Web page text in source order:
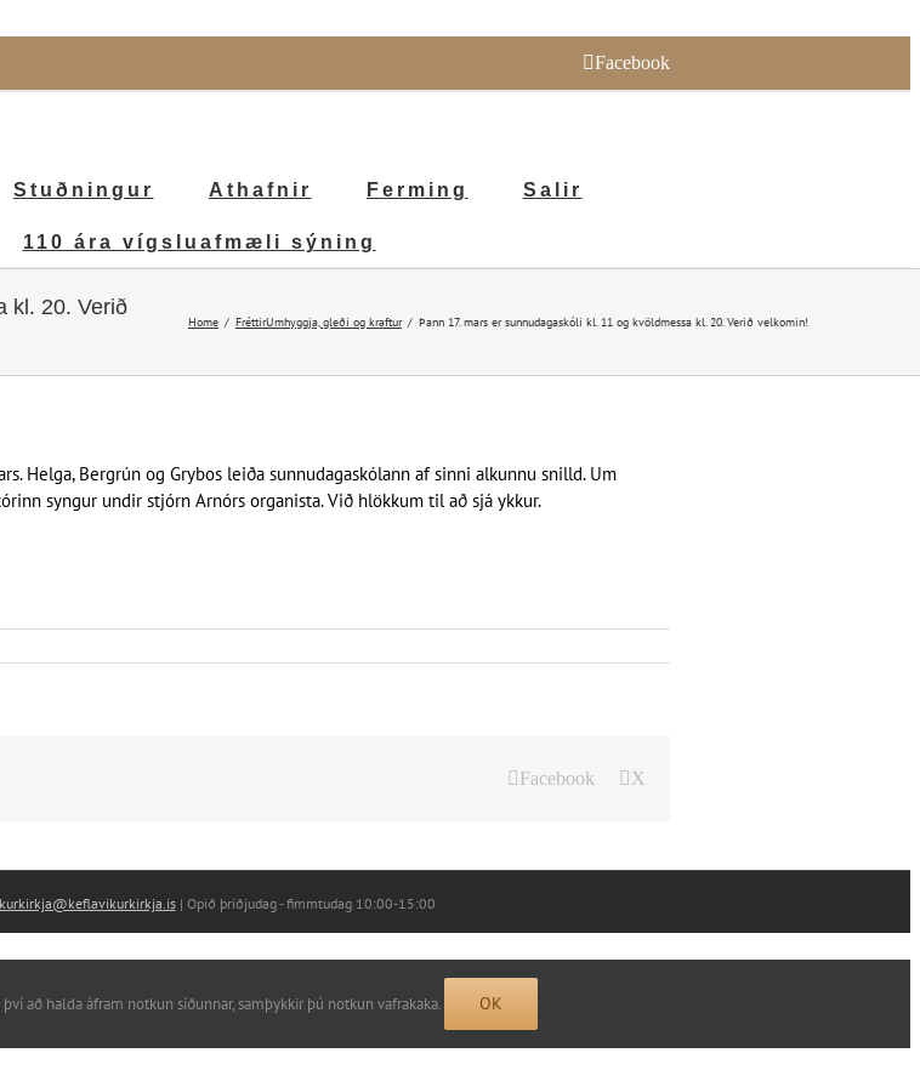
Facebook
Stuðningur Athafnir Ferming Salir
110 ára vígsluafmæli sýning
kl. 20. Verið
Home FréttirUmhyggja, gleði og kraftur Þann 17. mars er sunnudagaskóli kl. 11 og kvöldmessa kl. 20. Verið velkomin!
Helga, Bergrún og Grybos leiða sunnudagaskólann af sinni alkunnu snilld. Um
syngur undir stjórn Arnórs organista. Við hlökkum til að sjá ykkur.
Facebook X
| Opið þriðjudag - fimmtudag 10:00-15:00
að halda áfram notkun síðunnar, samþykkir þú notkun vafrakaka. OK